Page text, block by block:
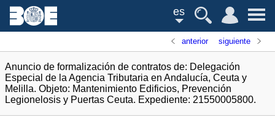
es
anterior siguiente
Anuncio de formalización de contratos de: Delegación
Especial de la Agencia Tributaria en Andalucía, Ceuta y
Melilla. Objeto: Mantenimiento Edificios, Prevención
Legionelosis y Puertas Ceuta. Expediente: 21550005800.